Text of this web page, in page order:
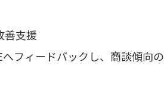
善支援
フィードバックし、商談傾向